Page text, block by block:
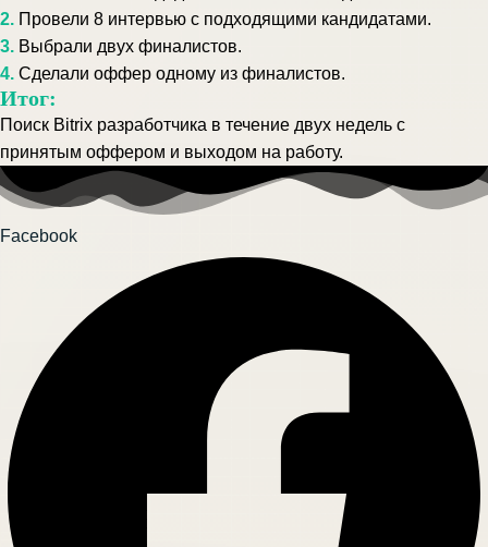
2. Провели 8 интервью с подходящими кандидатами.
3. Выбрали двух финалистов.
4. Сделали оффер одному из финалистов.
Итог:
Поиск Bitrix разработчика в течение двух недель с
принятым оффером и выходом на работу.
Facebook